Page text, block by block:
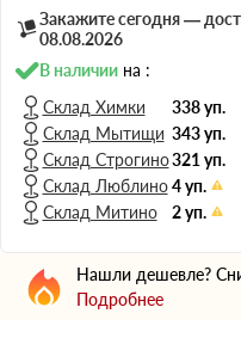
Н Оптима
Д Оптима
В Оптима
Д Стандарт
Н Экстра
Применение
Для пола
Закажите сегодня —
08.08.2026
В наличиина :
Склад Химки
338 уп.
Склад Мытищи 343 уп.
Склад Строгино321 уп.
Склад Люблино 4 уп.
Склад Митино
2 уп.
Нашли дешевле?
Подробнее